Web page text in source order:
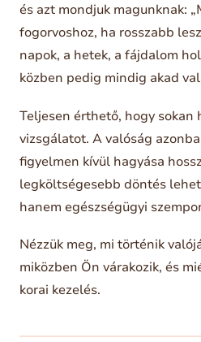
és azt mondjuk magunknak:
fogorvoshoz, ha rosszabb
napok, a hetek, a fájdalom
közben pedig mindig akad
Teljesen érthető, hogy sokan
vizsgálatot. A valóság
figyelmen kívül hagyása
legköltségesebb döntés
hanem egészségügyi
Nézzük meg, mi történik
miközben Ön várakozik, és
korai kezelés.